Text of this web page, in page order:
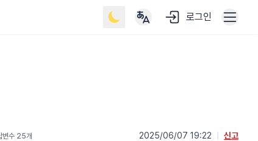
로그인
변수 25개 2025/06/07 19:22 신고